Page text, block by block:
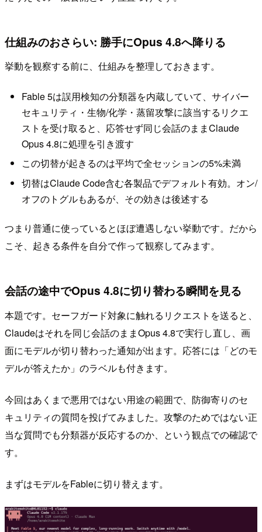
仕組みのおさらい: 勝手にOpus 4.8へ降りる
挙動を観察する前に、仕組みを整理しておきます。
Fable 5は誤用検知の分類器を内蔵していて、サイバー
セキュリティ・生物/化学・蒸留攻撃に該当するリクエ
ストを受け取ると、応答せず同じ会話のままClaude
Opus 4.8に処理を引き渡す
この切替が起きるのは平均で全セッションの5%未満
切替はClaude Code含む各製品でデフォルト有効。オン/
オフのトグルもあるが、その効きは後述する
つまり普通に使っているとほぼ遭遇しない挙動です。だから
こそ、起きる条件を自分で作って観察してみます。
会話の途中でOpus 4.8に切り替わる瞬間を見る
本題です。セーフガード対象に触れるリクエストを送ると、
Claudeはそれを同じ会話のままOpus 4.8で実行し直し、画
面にモデルが切り替わった通知が出ます。応答には「どのモ
デルが答えたか」のラベルも付きます。
今回はあくまで悪用ではない用途の範囲で、防御寄りのセ
キュリティの質問を投げてみました。攻撃のためではない正
当な質問でも分類器が反応するのか、という観点での確認で
す。
まずはモデルをFableに切り替えます。